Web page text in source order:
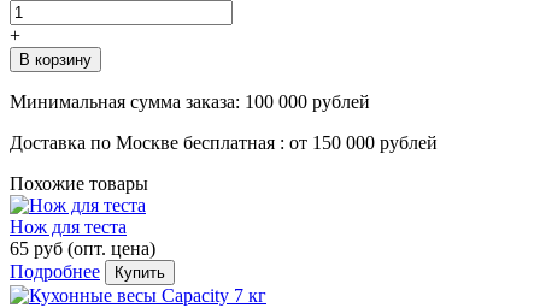
+
В корзину
Минимальная сумма заказа: 100 000 рублей
Доставка по Москве бесплатная : от 150 000 рублей
Похожие товары
Нож для теста
65 руб (опт. цена)
Подробнее
Купить